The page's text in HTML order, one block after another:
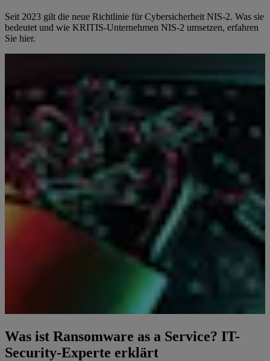
Seit 2023 gilt die neue Richtlinie für Cybersicherheit NIS-2. Was sie
bedeutet und wie KRITIS-Unternehmen NIS-2 umsetzen, erfahren
Sie hier.
Was ist Ransomware as a Service? IT-
Security-Experte erklärt